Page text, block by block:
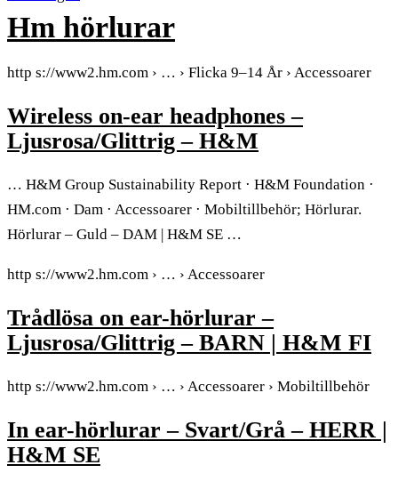
Hm hörlurar
http s://www2.hm.com › … › Flicka 9–14 År › Accessoarer
Wireless on-ear headphones –
Ljusrosa/Glittrig – H&M
… H&M Group Sustainability Report · H&M Foundation ·
HM.com · Dam · Accessoarer · Mobiltillbehör; Hörlurar.
Hörlurar – Guld – DAM | H&M SE …
http s://www2.hm.com › … › Accessoarer
Trådlösa on ear-hörlurar –
Ljusrosa/Glittrig – BARN | H&M FI
http s://www2.hm.com › … › Accessoarer › Mobiltillbehör
In ear-hörlurar – Svart/Grå – HERR |
H&M SE